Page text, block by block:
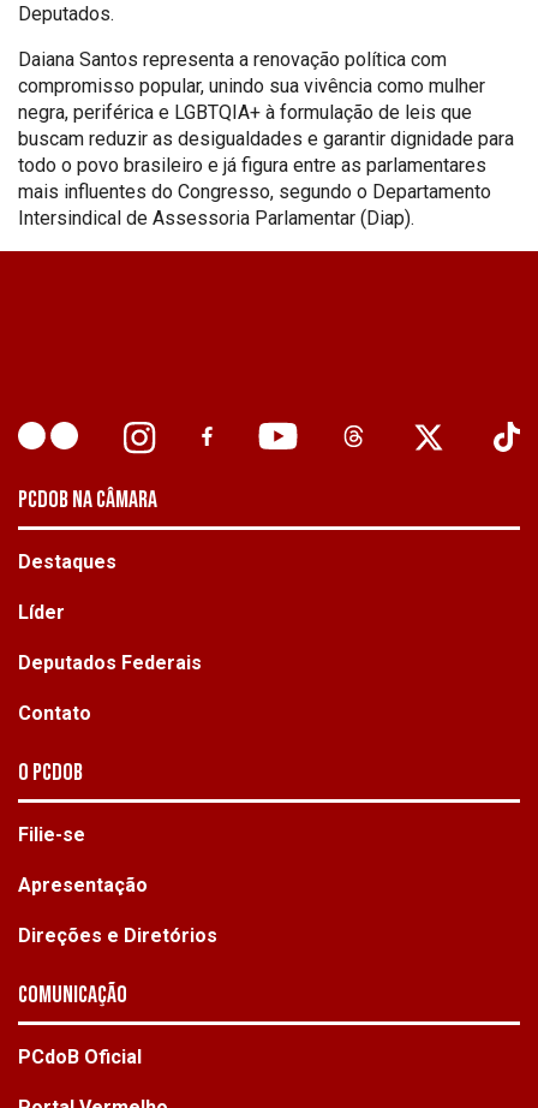
Deputados.
Daiana Santos representa a renovação política com
compromisso popular, unindo sua vivência como mulher
negra, periférica e LGBTQIA+ à formulação de leis que
buscam reduzir as desigualdades e garantir dignidade para
todo o povo brasileiro e já figura entre as parlamentares
mais influentes do Congresso, segundo o Departamento
Intersindical de Assessoria Parlamentar (Diap).
PCDOB NA CÂMARA
Destaques
Líder
Deputados Federais
Contato
O PCdoB
Filie-se
Apresentação
Direções e Diretórios
Comunicação
PCdoB Oficial